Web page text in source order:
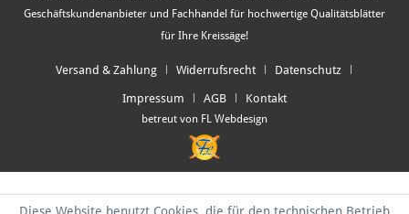
Geschäftskundenanbieter und Fachhandel für hochwertige Qualitätsblätter
für Ihre Kreissäge!
Versand & Zahlung Widerrufsrecht Datenschutz
Impressum AGB Kontakt
betreut von FL Webdesign